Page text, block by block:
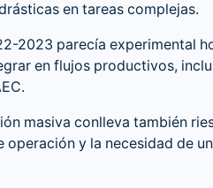
en tareas complejas.
2023 parecía experimental
en flujos productivos,
masiva conlleva también
y la necesidad de